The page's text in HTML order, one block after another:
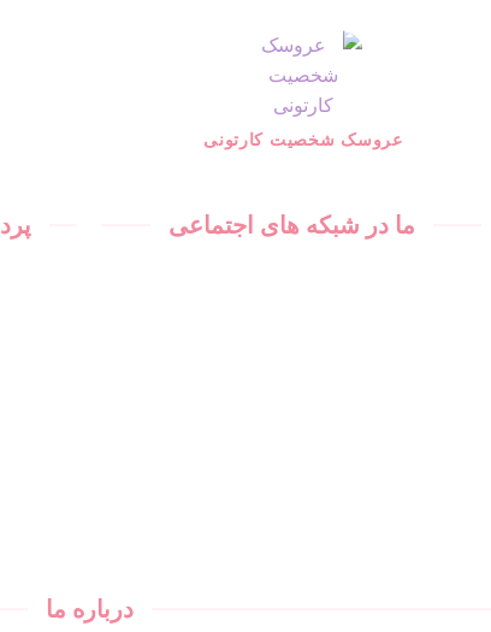
عروسک شخصیت کارتونی
ما در شبکه های اجتماعی
درباره ما